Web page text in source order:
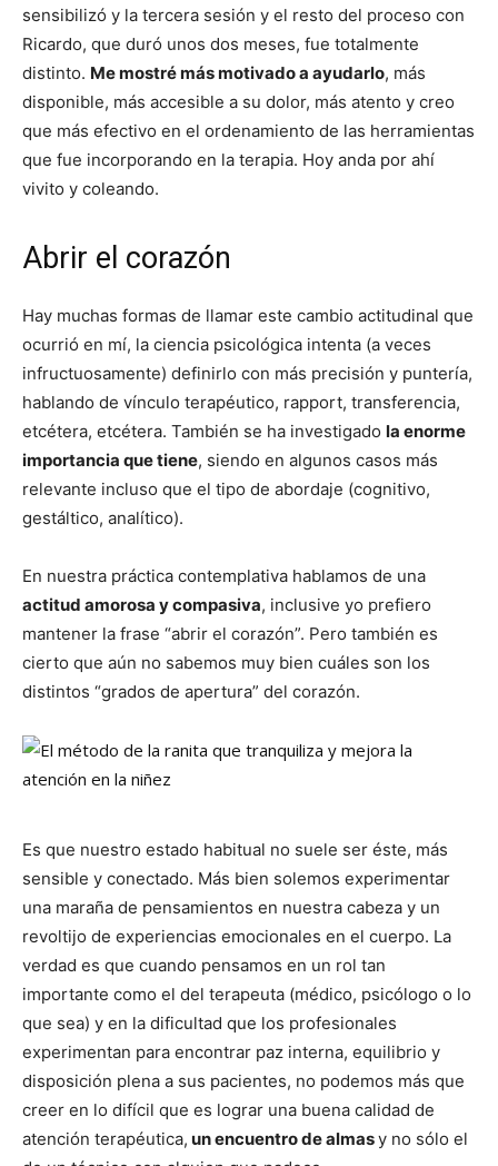
sensibilizó y la tercera sesión y el resto del proceso con
Ricardo, que duró unos dos meses, fue totalmente
distinto. Me mostré más motivado a ayudarlo, más
disponible, más accesible a su dolor, más atento y creo
que más efectivo en el ordenamiento de las herramientas
que fue incorporando en la terapia. Hoy anda por ahí
vivito y coleando.
Abrir el corazón
Hay muchas formas de llamar este cambio actitudinal que
ocurrió en mí, la ciencia psicológica intenta (a veces
infructuosamente) definirlo con más precisión y puntería,
hablando de vínculo terapéutico, rapport, transferencia,
etcétera, etcétera. También se ha investigado la enorme
importancia que tiene, siendo en algunos casos más
relevante incluso que el tipo de abordaje (cognitivo,
gestáltico, analítico).
En nuestra práctica contemplativa hablamos de una
actitud amorosa y compasiva, inclusive yo prefiero
mantener la frase “abrir el corazón”. Pero también es
cierto que aún no sabemos muy bien cuáles son los
distintos “grados de apertura” del corazón.
Es que nuestro estado habitual no suele ser éste, más
sensible y conectado. Más bien solemos experimentar
una maraña de pensamientos en nuestra cabeza y un
revoltijo de experiencias emocionales en el cuerpo. La
verdad es que cuando pensamos en un rol tan
importante como el del terapeuta (médico, psicólogo o lo
que sea) y en la dificultad que los profesionales
experimentan para encontrar paz interna, equilibrio y
disposición plena a sus pacientes, no podemos más que
creer en lo difícil que es lograr una buena calidad de
atención terapéutica, un encuentro de almasy no sólo el